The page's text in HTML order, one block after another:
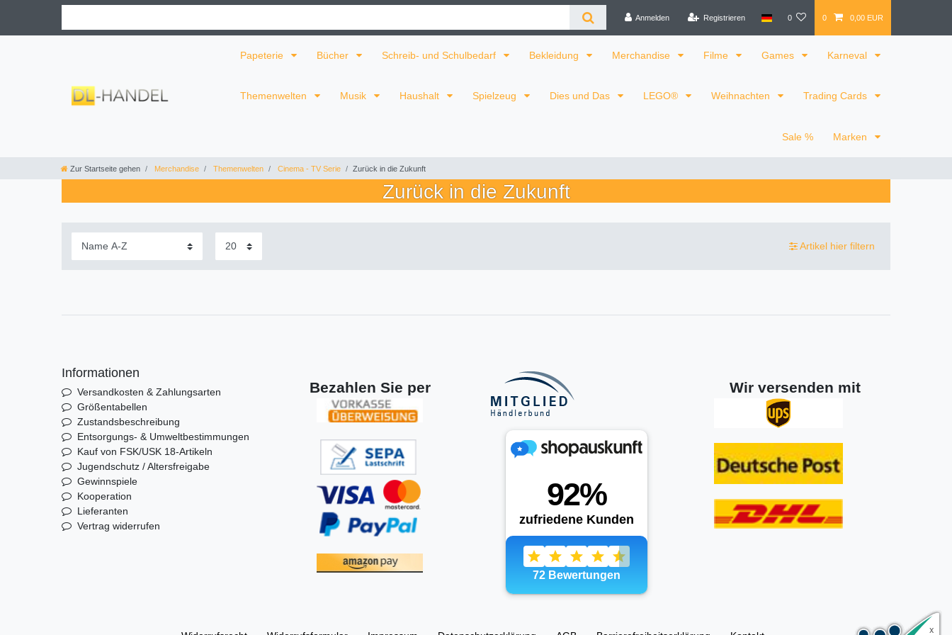
Anmelden Registrieren 0 0 0,00 EUR
Papeterie Bücher Schreib- und Schulbedarf Bekleidung Merchandise Filme Games Karneval
Themenwelten Musik Haushalt Spielzeug Dies und Das LEGO® Weihnachten Trading Cards
Sale % Marken
Zur Startseite gehen Merchandise Themenwelten Cinema - TV Serie Zurück in die Zukunft
Zurück in die Zukunft
Artikel hier filtern
Informationen
Versandkosten & Zahlungsarten
Größentabellen
Zustandsbeschreibung
Entsorgungs- & Umweltbestimmungen
Kauf von FSK/USK 18-Artikeln
Jugendschutz / Altersfreigabe
Gewinnspiele
Kooperation
Lieferanten
Vertrag widerrufen
Bezahlen Sie per Wir versenden mit